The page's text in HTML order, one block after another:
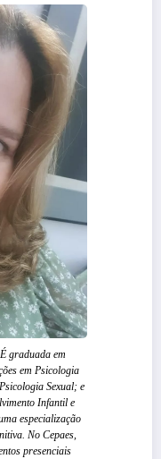
graduada em
em Psicologia
Sexual; e
Infantil e
especialização
No Cepaes,
presenciais